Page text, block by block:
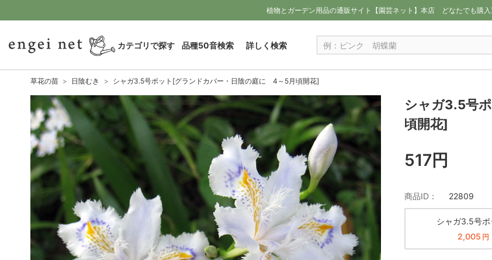
植物とガーデン用品の通販サイト【園芸ネット】本店 どなたでも購
カテゴリで探す 品種50音検索 詳しく検索
草花の苗 日陰むき シャガ3.5号ポット[グランドカバー・日陰の庭に 4～5月頃開花]
シャガ3.5号
頃開花]
517円
商品ID： 22809
シャガ3.5号ポ
2,005 円